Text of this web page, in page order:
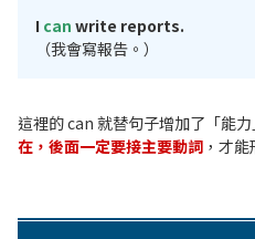
I can write reports.
（我會寫報告。）
這裡的 can 就替句子增加了「能力
在，後面一定要接主要動詞 ，才